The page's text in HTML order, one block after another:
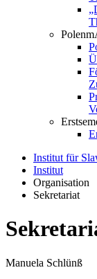
Institut für
Institut
Organisation
Sekretariat
Manuela Schlünß